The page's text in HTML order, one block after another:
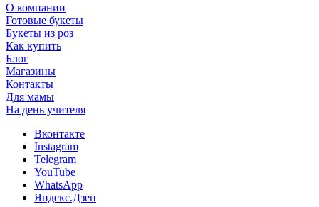
О компании
Готовые букеты
Букеты из роз
Как купить
Блог
Магазины
Контакты
Для мамы
На день учителя
Вконтакте
Instagram
Telegram
YouTube
WhatsApp
Яндекс.Дзен